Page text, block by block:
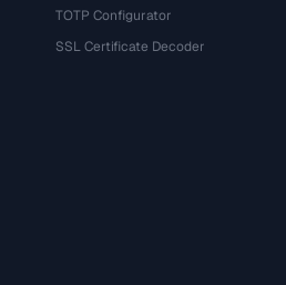
TOTP Configurator
SSL Certificate Decoder